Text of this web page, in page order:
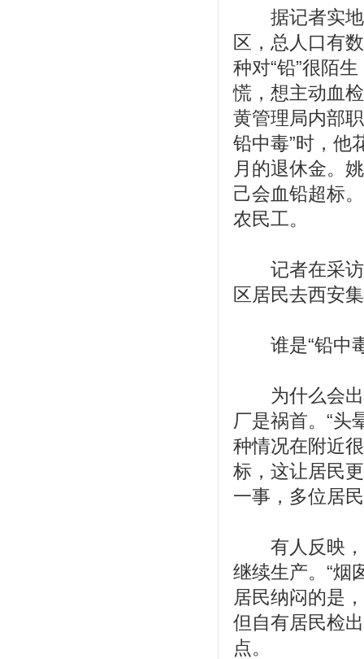
据记者实地
区，总人口有
种对“铅”很陌
慌，想主动血
黄管理局内部
铅中毒”时，他
月的退休金。
己会血铅超标
农民工。
记者在采访
区居民去西安
谁是“铅中毒
为什么会出
厂是祸首。“头
种情况在附近
标，这让居民
一事，多位居
有人反映，
继续生产。“
居民纳闷的是
但自有居民检
点。